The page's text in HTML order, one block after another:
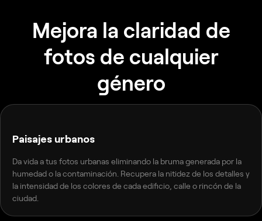
Mejora la claridad de
fotos de cualquier
género
Paisajes urbanos
Da vida a tus fotos urbanas eliminando la bruma generada por la
humedad o la contaminación. Recupera la nitidez de los detalles y
la intensidad de los colores de cada edificio, calle o rincón de la
ciudad.